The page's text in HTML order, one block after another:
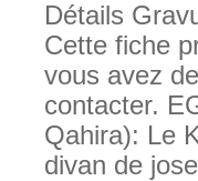
Détails
Cette fiche
vous avez
contacter.
Qahira): Le
divan de